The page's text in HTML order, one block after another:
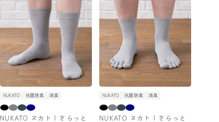
NUKATO 抗菌防臭 消臭
NUKATO ヌカト | さらっと
NUKATO 抗菌防臭 消臭
NUKATO ヌカト | さらっと